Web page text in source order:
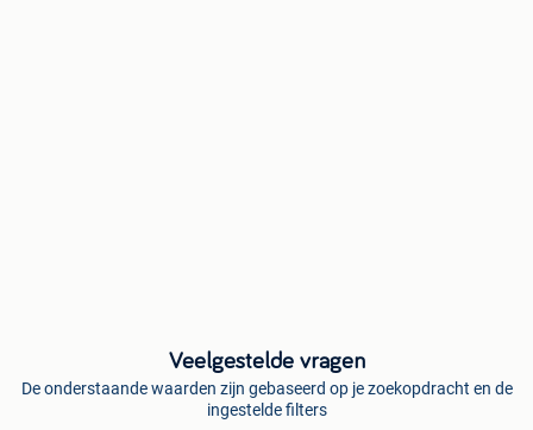
Veelgestelde vragen
De onderstaande waarden zijn gebaseerd op je zoekopdracht en de
ingestelde filters